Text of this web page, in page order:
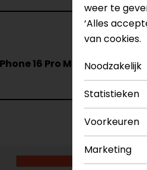
16 Pro Max
weer te
‘Alles
van cookies.
Noodzakelijk
Statistieken
Voorkeuren
Marketing